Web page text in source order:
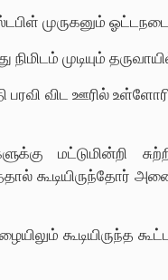
முருகனும்
முடியும்
விட ஊரில்
மட்டுமின்றி
கூடியிருந்தோர்
கூடியிருந்த